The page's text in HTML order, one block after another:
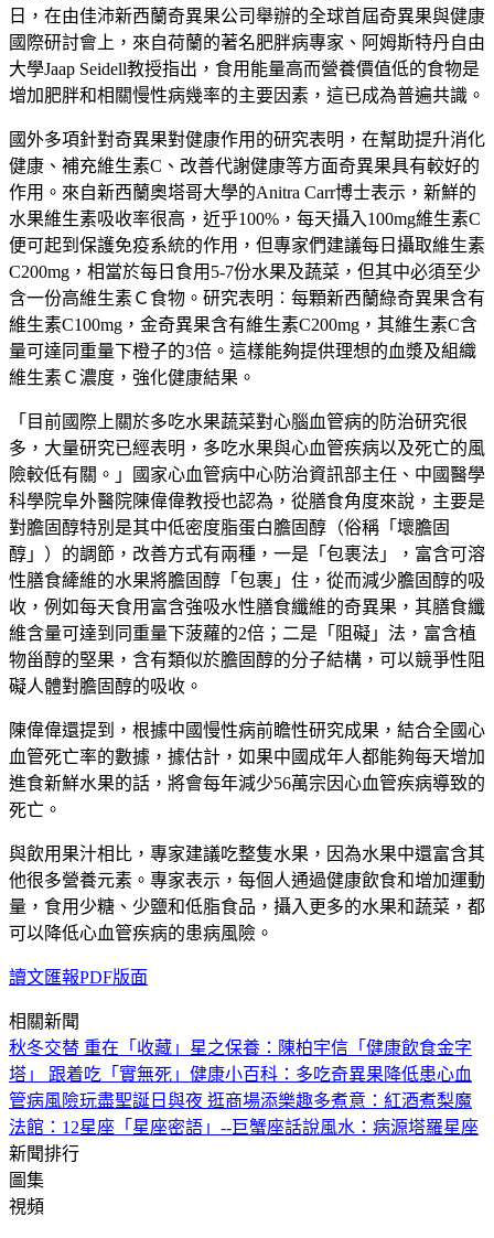
日，在由佳沛新西蘭奇異果公司舉辦的全球首屆奇異果與健康
國際研討會上，來自荷蘭的著名肥胖病專家、阿姆斯特丹自由
大學Jaap Seidell教授指出，食用能量高而營養價值低的食物是
增加肥胖和相關慢性病幾率的主要因素，這已成為普遍共識。
國外多項針對奇異果對健康作用的研究表明，在幫助提升消化
健康、補充維生素C、改善代謝健康等方面奇異果具有較好的
作用。來自新西蘭奧塔哥大學的Anitra Carr博士表示，新鮮的
水果維生素吸收率很高，近乎100%，每天攝入100mg維生素C
便可起到保護免疫系統的作用，但專家們建議每日攝取維生素
C200mg，相當於每日食用5-7份水果及蔬菜，但其中必須至少
含一份高維生素Ｃ食物。研究表明︰每顆新西蘭綠奇異果含有
維生素C100mg，金奇異果含有維生素C200mg，其維生素C含
量可達同重量下橙子的3倍。這樣能夠提供理想的血漿及組織
維生素Ｃ濃度，強化健康結果。
「目前國際上關於多吃水果蔬菜對心腦血管病的防治研究很
多，大量研究已經表明，多吃水果與心血管疾病以及死亡的風
險較低有關。」國家心血管病中心防治資訊部主任、中國醫學
科學院阜外醫院陳偉偉教授也認為，從膳食角度來說，主要是
對膽固醇特別是其中低密度脂蛋白膽固醇（俗稱「壞膽固
醇」）的調節，改善方式有兩種，一是「包裹法」，富含可溶
性膳食縴維的水果將膽固醇「包裹」住，從而減少膽固醇的吸
收，例如每天食用富含強吸水性膳食纖維的奇異果，其膳食纖
維含量可達到同重量下菠蘿的2倍；二是「阻礙」法，富含植
物甾醇的堅果，含有類似於膽固醇的分子結構，可以競爭性阻
礙人體對膽固醇的吸收。
陳偉偉還提到，根據中國慢性病前瞻性研究成果，結合全國心
血管死亡率的數據，據估計，如果中國成年人都能夠每天增加
進食新鮮水果的話，將會每年減少56萬宗因心血管疾病導致的
死亡。
與飲用果汁相比，專家建議吃整隻水果，因為水果中還富含其
他很多營養元素。專家表示，每個人通過健康飲食和增加運動
量，食用少糖、少鹽和低脂食品，攝入更多的水果和蔬菜，都
可以降低心血管疾病的患病風險。
讀文匯報PDF版面
相關新聞
秋冬交替 重在「收藏」 星之保養：陳柏宇信「健康飲食金字
塔」 跟着吃「實無死」 健康小百科：多吃奇異果降低患心血
管病風險玩盡聖誕日與夜 逛商場添樂趣多煮意：紅酒煮梨魔
法館：12星座「星座密語」--巨蟹座話說風水：病源塔羅星座
新聞排行
圖集
視頻